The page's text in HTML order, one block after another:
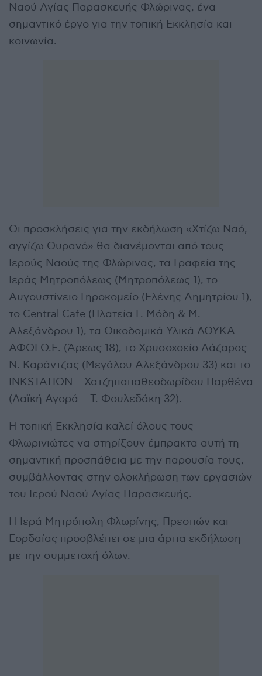
Ναού Αγίας Παρασκευής Φλώρινας, ένα
σημαντικό έργο για την τοπική Εκκλησία και
κοινωνία.
Οι προσκλήσεις για την εκδήλωση «Χτίζω Ναό,
αγγίζω Ουρανό» θα διανέμονται από τους
Ιερούς Ναούς της Φλώρινας, τα Γραφεία της
Ιεράς Μητροπόλεως (Μητροπόλεως 1), το
Αυγουστίνειο Γηροκομείο (Ελένης Δημητρίου 1),
το Central Cafe (Πλατεία Γ. Μόδη & Μ.
Αλεξάνδρου 1), τα Οικοδομικά Υλικά ΛΟΥΚΑ
ΑΦΟΙ Ο.Ε. (Άρεως 18), το Χρυσοχοείο Λάζαρος
Ν. Καράντζας (Μεγάλου Αλεξάνδρου 33) και το
INKSTATION – Χατζηπαπαθεοδωρίδου Παρθένα
(Λαϊκή Αγορά – Τ. Φουλεδάκη 32).
Η τοπική Εκκλησία καλεί όλους τους
Φλωρινιώτες να στηρίξουν έμπρακτα αυτή τη
σημαντική προσπάθεια με την παρουσία τους,
συμβάλλοντας στην ολοκλήρωση των εργασιών
του Ιερού Ναού Αγίας Παρασκευής.
Η Ιερά Μητρόπολη Φλωρίνης, Πρεσπών και
Εορδαίας προσβλέπει σε μια άρτια εκδήλωση
με την συμμετοχή όλων.